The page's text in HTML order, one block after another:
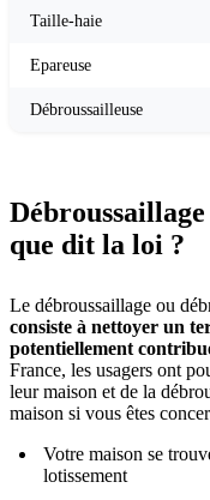
Taille-haie
Epareuse
Débroussailleuse
Débroussaillage
que dit la loi ?
Le débroussaillage ou
consiste à nettoyer un
potentiellement
France, les usagers ont
leur maison et de la
maison si vous êtes
Votre maison se
lotissement